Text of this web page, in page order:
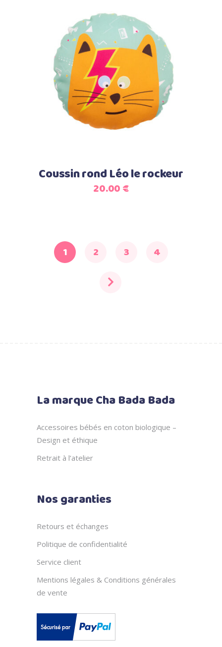
Select options
Coussin rond Léo le rockeur
20.00€
1 2 3 4
La marque Cha Bada Bada
Accessoires bébés en coton biologique –
Design et éthique
Retrait à l’atelier
Nos garanties
Retours et échanges
Politique de confidentialité
Service client
Mentions légales & Conditions générales
de vente